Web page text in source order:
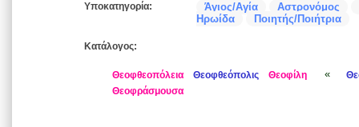
Υποκατηγορία: Άγιος/Αγία
Αστρονόμος
Ηρωίδα
Ποιητής/Ποιήτρια
Κατάλογος:
Θεοφθεοπόλεια Θεοφθεόπολις Θεοφίλη «
Θεοφράσμουσα